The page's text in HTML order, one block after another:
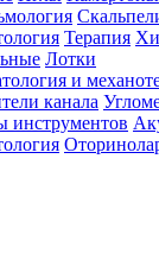
Терапия
Лотки
и
канала
инструментов